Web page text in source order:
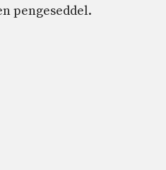
pengeseddel.